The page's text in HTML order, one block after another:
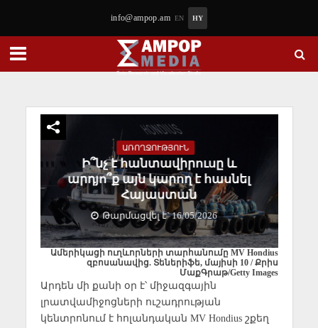
info@ampop.am EN HY
ԱՌՈՂՋՈՒԹՅՈՒՆ
Ի՞նչ է հանտավիրուսը և
արդյո՞ք այն կարող է հասնել
Հայաստան
Թարմացվել է` 16/05/2026
Ամերիկացի ուղևորների տարհանումը MV Hondius
զբոսանավից. Տեներիֆե, մայիսի 10 / Քրիս
ՄաքԳրաթ/Getty Images
Արդեն մի քանի օր է՝ միջազգային
լրատվամիջոցների ուշադրության
կենտրոնում է հոլանդական MV Hondius շքեղ